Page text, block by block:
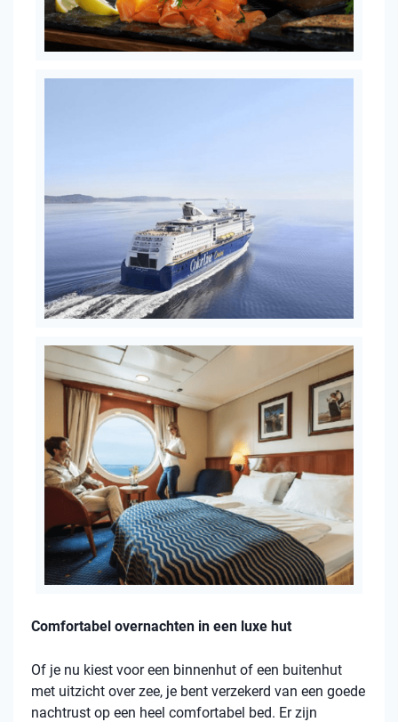
Comfortabel overnachten in een luxe hut
Of je nu kiest voor een binnenhut of een buitenhut
met uitzicht over zee, je bent verzekerd van een goede
nachtrust op een heel comfortabel bed. Er zijn